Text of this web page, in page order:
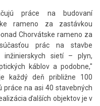
práce na budovaní
rameno za zastávkou
Chorvátske rameno za
prác na stavbe
inžinierskych sietí – plyn,
káblov a podobne,"
každý deň približne 100
práce na asi 40 stavebných
ďalších objektov je v